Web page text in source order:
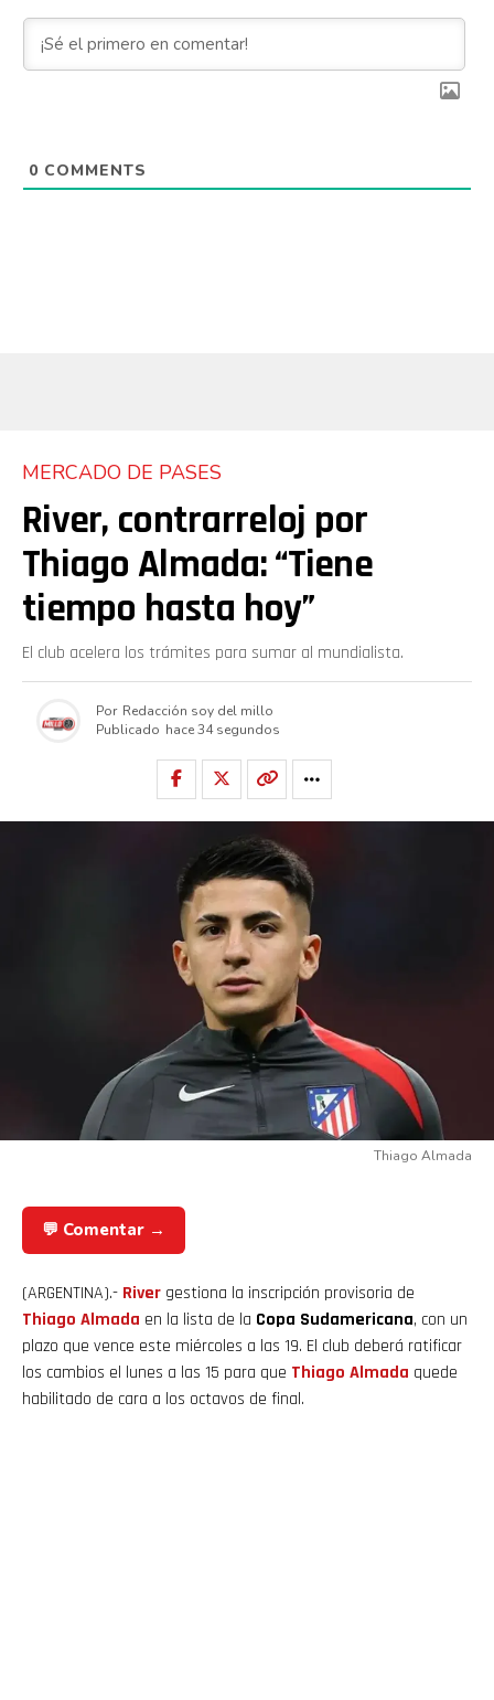
0 COMMENTS
MERCADO DE PASES
River, contrarreloj por
Thiago Almada: “Tiene
tiempo hasta hoy”
El club acelera los trámites para sumar al mundialista.
Por Redacción soy del millo
Publicado hace 34 segundos
Thiago Almada
💬 Comentar →
(ARGENTINA).- River gestiona la inscripción provisoria de
Thiago Almada en la lista de la Copa Sudamericana, con un
plazo que vence este miércoles a las 19. El club deberá ratificar
los cambios el lunes a las 15 para que Thiago Almada quede
habilitado de cara a los octavos de final.